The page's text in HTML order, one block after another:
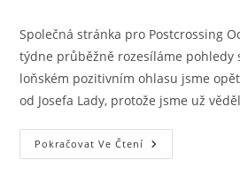
Společná stránka pro Postcrossing
týdne průběžně rozesíláme pohledy
loňském pozitivním ohlasu jsme
od Josefa Lady, protože jsme už
Pokračovat Ve Čtení